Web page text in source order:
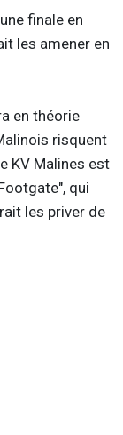
finale en
les amener en
en théorie
risquent
KV Malines est
qui
les priver de